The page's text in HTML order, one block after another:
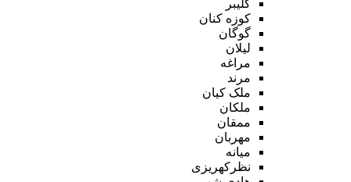
کلیبر
کوزه کنان
گوگان
لیلان
مراغه
مرند
ملک کیان
ملکان
ممقان
مهربان
میانه
نظرکهریزی